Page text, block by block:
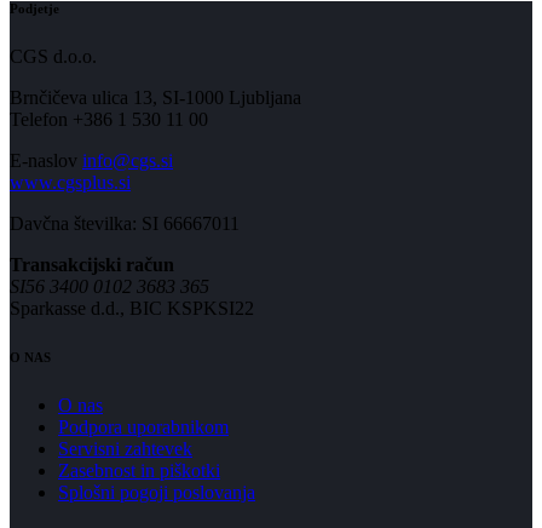
Podjetje
CGS d.o.o.
Brnčičeva ulica 13, SI-1000 Ljubljana
Telefon +386 1 530 11 00
E-naslov info@cgs.si
www.cgsplus.si
Davčna številka: SI 66667011
Transakcijski račun
SI56 3400 0102 3683 365
Sparkasse d.d., BIC KSPKSI22
O NAS
O nas
Podpora uporabnikom
Servisni zahtevek
Zasebnost in piškotki
Splošni pogoji poslovanja